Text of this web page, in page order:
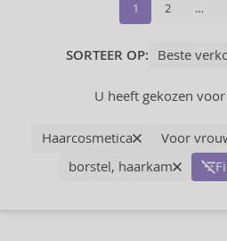
1 2 …
SORTEER OP:
U heeft gekozen voor
Haarcosmetica Voor
borstel, haarkam